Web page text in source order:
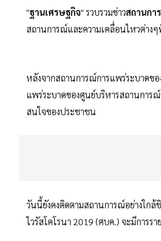
"ฐานเศรษฐกิจ" รวบรวมข่าวสถานกา
สถานการณ์และความเคลื่อนไหวต่าง
หลังจากสถานการณ์การแพร่ระบาดขอ
แพร่ระบาดของศูนย์บริหารสถานการ
สนใจของประชาชน
วันนี้ยังคงติดตามสถานการณ์อย่างใก
ไวรัสโคโรนา 2019 (ศบค.) จะมีการร